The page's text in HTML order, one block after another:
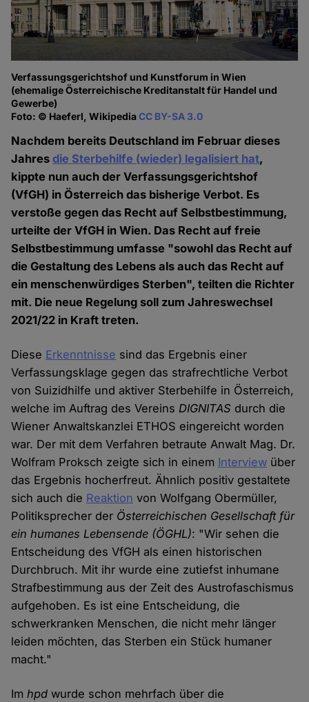
Verfassungsgerichtshof und Kunstforum in Wien
(ehemalige Österreichische Kreditanstalt für Handel und
Gewerbe)
Foto: © Haeferl, WikipediaCC BY-SA 3.0
Nachdem bereits Deutschland im Februar dieses
Jahresdie Sterbehilfe (wieder) legalisiert hat,
kippte nun auch der Verfassungsgerichtshof
(VfGH) in Österreich das bisherige Verbot. Es
verstoße gegen das Recht auf Selbstbestimmung,
urteilte der VfGH in Wien. Das Recht auf freie
Selbstbestimmung umfasse "sowohl das Recht auf
die Gestaltung des Lebens als auch das Recht auf
ein menschenwürdiges Sterben", teilten die Richter
mit. Die neue Regelung soll zum Jahreswechsel
2021/22 in Kraft treten.
Diese Erkenntnisse sind das Ergebnis einer
Verfassungsklage gegen das strafrechtliche Verbot
von Suizidhilfe und aktiver Sterbehilfe in Österreich,
welche im Auftrag des VereinsDIGNITAS durch die
Wiener Anwaltskanzlei ETHOS eingereicht worden
war. Der mit dem Verfahren betraute Anwalt Mag. Dr.
Wolfram Proksch zeigte sich in einem Interview über
das Ergebnis hocherfreut. Ähnlich positiv gestaltete
sich auch die Reaktion von Wolfgang Obermüller,
Politiksprecher der Österreichischen Gesellschaft für
ein humanes Lebensende (ÖGHL): "Wir sehen die
Entscheidung des VfGH als einen historischen
Durchbruch. Mit ihr wurde eine zutiefst inhumane
Strafbestimmung aus der Zeit des Austrofaschismus
aufgehoben. Es ist eine Entscheidung, die
schwerkranken Menschen, die nicht mehr länger
leiden möchten, das Sterben ein Stück humaner
macht."
Imhpd wurde schon mehrfach über die